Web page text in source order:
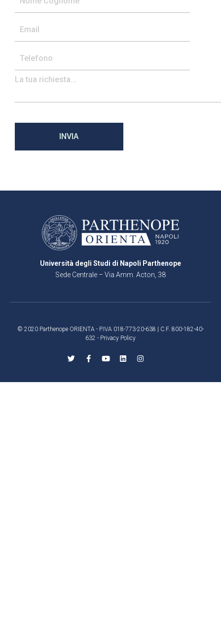
Università degli Studi di Napoli Parthenope
Sede Centrale – Via Amm. Acton, 38
© 2020 Parthenope ORIENTA - P.IVA 018-773-20-638 | C.F. 800-182-40-
632 - Privacy Policy